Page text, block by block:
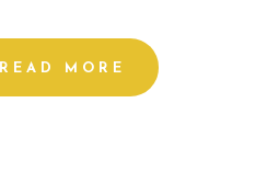
READ MORE